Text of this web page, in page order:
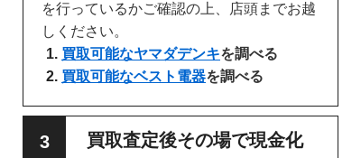
を行っているかご確認の上、店頭までお越
しください。
買取可能なヤマダデンキを調べる
買取可能なベスト電器を調べる
買取査定後その場で現金化